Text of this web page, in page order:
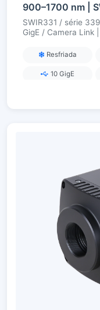
SWIR331 / série
GigE / Camera Link
Resfriada
10 GigE